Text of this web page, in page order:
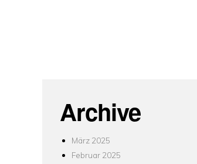
Archive
März 2025
Februar 2025